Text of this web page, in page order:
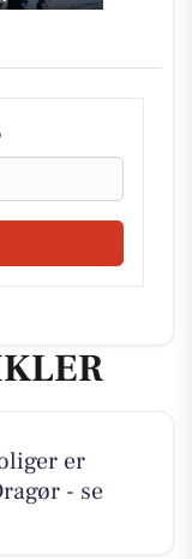
er
- se